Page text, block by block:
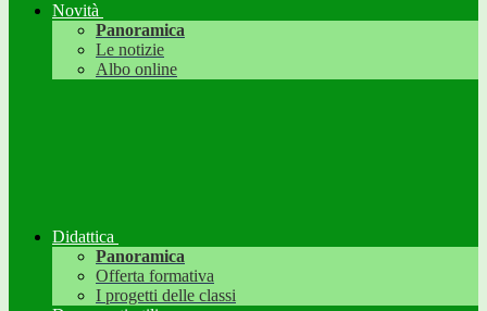
Novità
Panoramica
Le notizie
Albo online
Didattica
Panoramica
Offerta formativa
I progetti delle classi